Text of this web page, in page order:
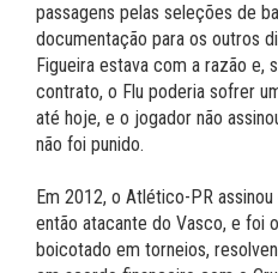
passagens pelas seleções de
documentação para os outros
Figueira estava com a razão e,
contrato, o Flu poderia sofrer
até hoje, e o jogador não
não foi punido.
Em 2012, o Atlético-PR
então atacante do Vasco, e foi
boicotado em torneios,